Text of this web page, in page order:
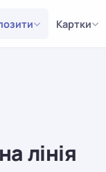
Картки
лінія